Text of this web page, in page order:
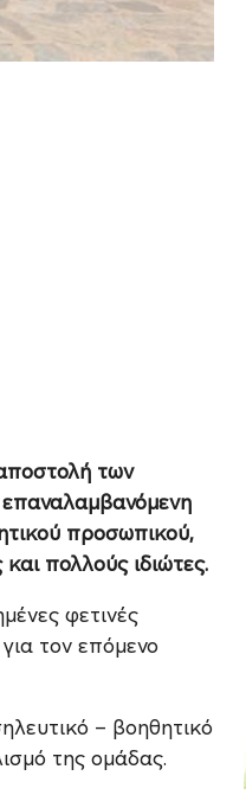
των
επαναλαμβανόμενη
προσωπικού,
πολλούς ιδιώτες.
φετινές
τον επόμενο
– βοηθητικό
της ομάδας.